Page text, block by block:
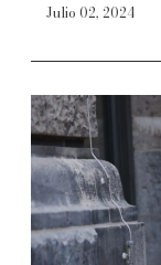
Julio 02, 2024